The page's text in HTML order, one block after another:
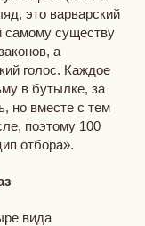
это варварский
самому существу
а
голос. Каждое
в бутылке, за
но вместе с тем
поэтому 100
отбора».
вида